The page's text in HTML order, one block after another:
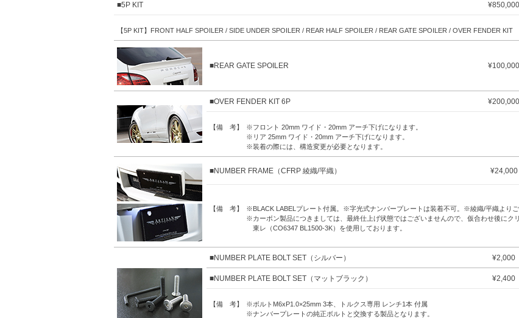
■5P KIT ¥850,000
【5P KIT】FRONT HALF SPOILER / SIDE UNDER SPOILER / REAR HALF SPOILER / REAR GATE SPOILER / OVER FENDER KIT
■REAR GATE SPOILER ¥100,000
■OVER FENDER KIT 6P ¥200,000
【備 考】
※フロント 20mm ワイド・20mm アーチ下げになります。
※リア 25mm ワイド・20mm アーチ下げになります。
※装着の際には、構造変更が必要となります。
■NUMBER FRAME（CFRP 綾織/平織） ¥24,000
【備 考】
※BLACK LABELプレート付属。※字光式ナンバープレートは装着不可。※綾織/平織よりご
※カーボン製品につきましては、最終仕上げ状態ではございませんので、仮合わせ後にク
東レ（CO6347 BL1500-3K）を使用しております。
■NUMBER PLATE BOLT SET（シルバー） ¥2,000
■NUMBER PLATE BOLT SET（マットブラック） ¥2,400
【備 考】
※ボルトM6xP1.0×25mm 3本、トルクス専用 レンチ1本 付属
※ナンバープレートの純正ボルトと交換する製品となります。